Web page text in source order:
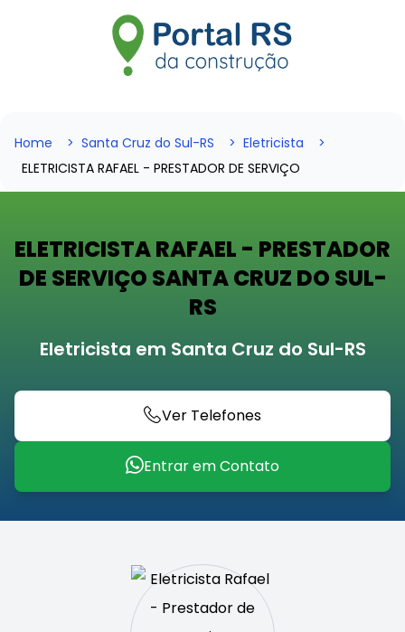
Home Santa Cruz do Sul-RS
Eletricista
ELETRICISTA RAFAEL - PRESTADOR DE SERVIÇO
ELETRICISTA RAFAEL - PRESTADOR
DE SERVIÇO SANTA CRUZ DO SUL-
RS
Eletricista em Santa Cruz do Sul-RS
Ver Telefones
Entrar em Contato